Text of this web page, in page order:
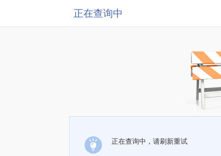
正在查询中
正在查询中，请刷新重试